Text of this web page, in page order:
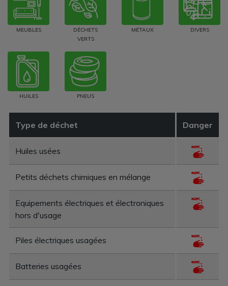
MEUBLES
DÉCHETS
VERTS
MÉTAUX DIVERS
HUILES PNEUS
Type de déchet Danger
Huiles usées
Petits déchets chimiques en mélange
Equipements électriques et électroniques
hors d'usage
Piles électriques usagées
Batteries usagées